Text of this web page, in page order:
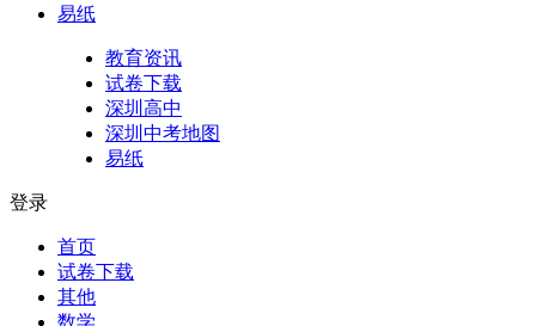
易纸
教育资讯
试卷下载
深圳高中
深圳中考地图
易纸
登录
首页
试卷下载
其他
数学